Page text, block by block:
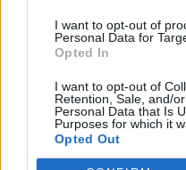
I want to opt-out of
Personal Data for
Opted In
I want to opt-out of
Retention, Sale, and/
Personal Data that Is
Purposes for which it
Opted Out
NAUJI